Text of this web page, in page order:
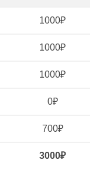
1000₽
1000₽
1000₽
0₽
700₽
3000₽